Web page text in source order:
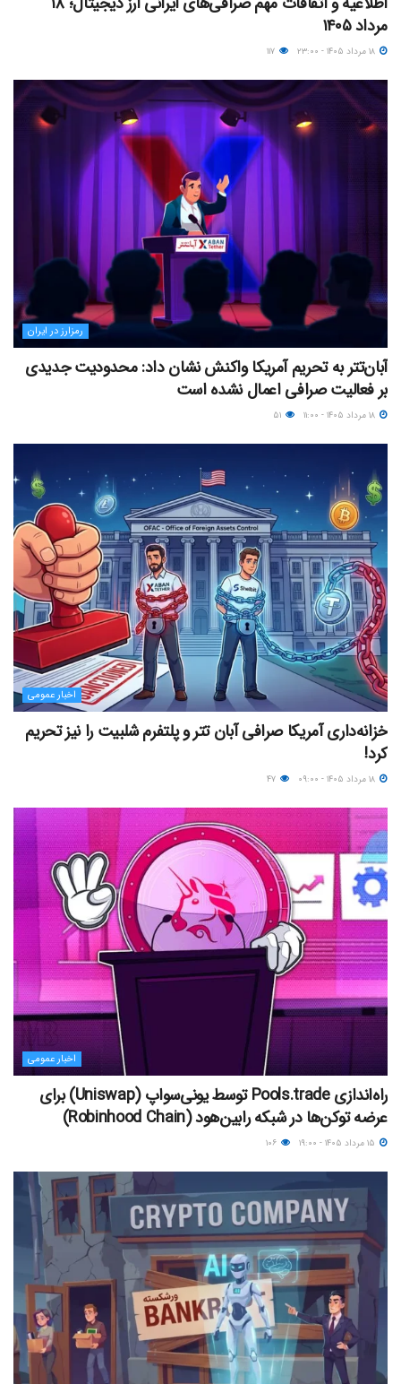
مرداد ۱۴۰۵
رمزارز در ایران
آبان‌تتر به تحریم آمریکا واکنش نشان داد: محدودیت جدیدی
بر فعالیت صرافی اعمال نشده است
اخبار عمومی
خزانه‌داری آمریکا صرافی آبان تتر و پلتفرم شلبیت را نیز تحریم
کرد!
اخبار عمومی
راه‌اندازی Pools.trade توسط یونی‌سواپ (Uniswap) برای
عرضه توکن‌ها در شبکه رابین‌هود (Robinhood Chain)